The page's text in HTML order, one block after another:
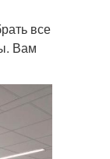
все
Вам